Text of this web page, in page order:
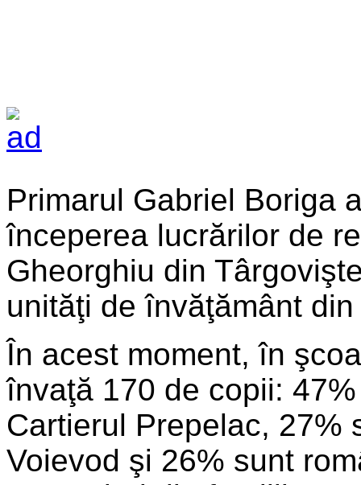
Primarul Gabriel Boriga
începerea lucrărilor de
Gheorghiu din
unităţi de învăţământ
În acest moment, în
învaţă 170 de copii:
Cartierul Prepelac, 27%
Voievod şi 26% sunt